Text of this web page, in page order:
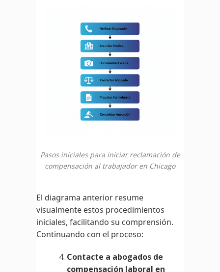
Pasos iniciales para iniciar reclamación de
compensación al trabajador en Chicago
El diagrama anterior resume
visualmente estos procedimientos
iniciales, facilitando su comprensión.
Continuando con el proceso:
Contacte a abogados de
compensación laboral en